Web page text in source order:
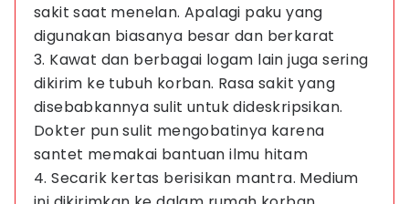
sakit saat menelan. Apalagi paku yang
digunakan biasanya besar dan berkarat
3. Kawat dan berbagai logam lain juga sering
dikirim ke tubuh korban. Rasa sakit yang
disebabkannya sulit untuk dideskripsikan.
Dokter pun sulit mengobatinya karena
santet memakai bantuan ilmu hitam
4. Secarik kertas berisikan mantra. Medium